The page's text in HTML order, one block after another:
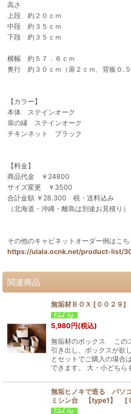
高さ
上段 約２０ｃｍ
中段 約３５ｃｍ
下段 約３５ｃｍ
横幅 約５７．６ｃｍ
奥行 約３０ｃｍ（扉２ｃｍ、背板０.５
【カラー】
本体 ステインオーク
扉の縁 ステインオーク
チキンネット ブラック
【料金】
商品代金 ￥24800
サイズ変更 ￥3500
合計金額 ￥28.300 税・送料込み
（北海道・沖縄・離島は別途お見積り）
その他のキャビネットオーダー例はこち
https://ulala.ocnk.net/product-list/
関連商品
無垢材ＢＯＸ [００２９]
5,980円(税込)
無垢材のボックス この
引き出し、ボックスが欲
とセットでご購入の場合
できます。 大・小どち
無垢ヒノキで造る パソ
ミシン台 【type1】
[